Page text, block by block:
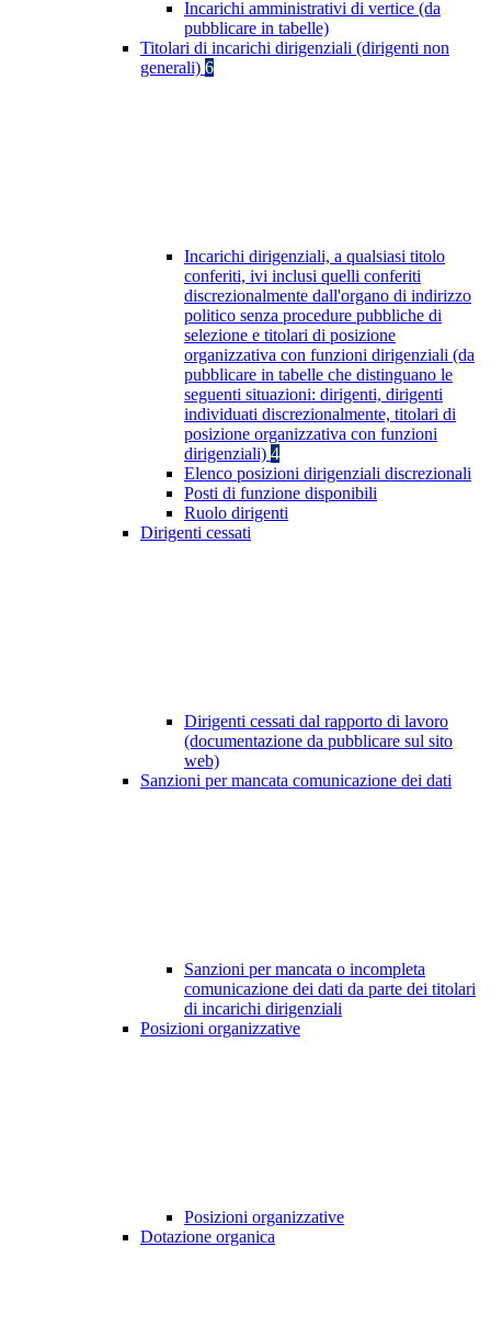
Incarichi amministrativi di vertice (da
pubblicare in tabelle)
Titolari di incarichi dirigenziali (dirigenti non
generali) 6
Incarichi dirigenziali, a qualsiasi titolo
conferiti, ivi inclusi quelli conferiti
discrezionalmente dall'organo di indirizzo
politico senza procedure pubbliche di
selezione e titolari di posizione
organizzativa con funzioni dirigenziali (da
pubblicare in tabelle che distinguano le
seguenti situazioni: dirigenti, dirigenti
individuati discrezionalmente, titolari di
posizione organizzativa con funzioni
dirigenziali) 4
Elenco posizioni dirigenziali discrezionali
Posti di funzione disponibili
Ruolo dirigenti
Dirigenti cessati
Dirigenti cessati dal rapporto di lavoro
(documentazione da pubblicare sul sito
web)
Sanzioni per mancata comunicazione dei dati
Sanzioni per mancata o incompleta
comunicazione dei dati da parte dei titolari
di incarichi dirigenziali
Posizioni organizzative
Posizioni organizzative
Dotazione organica